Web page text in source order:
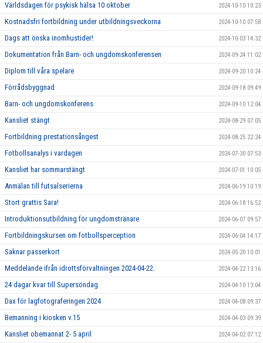
Världsdagen för psykisk hälsa 10 oktober 2024-10-10 10:23
Kostnadsfri fortbildning under utbildningsveckorna 2024-10-10 07:58
Dags att önska inomhustider! 2024-10-03 14:32
Dokumentation från Barn- och ungdomskonferensen 2024-09-24 11:02
Diplom till våra spelare 2024-09-20 10:24
Förrådsbyggnad 2024-09-18 09:49
Barn- och ungdomskonferens 2024-09-10 12:04
Kansliet stängt 2024-08-29 07:05
Fortbildning prestationsångest 2024-08-25 22:24
Fotbollsanalys i vardagen 2024-07-30 07:53
Kansliet har sommarstängt 2024-07-01 10:05
Anmälan till futsalserierna 2024-06-19 10:19
Stort grattis Sara! 2024-06-18 16:52
Introduktionsutbildning för ungdomstränare 2024-06-07 09:57
Fortbildningskursen om fotbollsperception 2024-06-04 14:17
Saknar passerkort 2024-05-20 10:01
Meddelande ifrån idrottsförvaltningen 2024-04-22. 2024-04-22 13:16
24 dagar kvar till Supersöndag 2024-04-10 13:04
Dax för lagfotograferingen 2024 2024-04-08 09:37
Bemanning i kiosken v.15 2024-04-03 09:39
Kansliet obemannat 2- 5 april 2024-04-02 07:12